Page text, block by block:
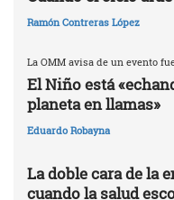
Ramón Contreras López
La OMM avisa de un evento
El Niño está
planeta en llamas»
Eduardo Robayna
La doble cara de la
cuando la salud